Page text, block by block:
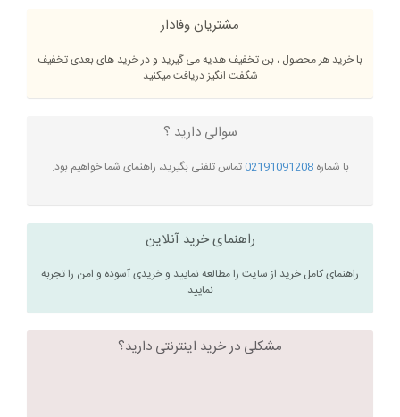
مشتریان وفادار
با خرید هر محصول ، بن تخفیف هدیه می گیرید و در خرید های بعدی تخفیف
شگفت انگیز دریافت میکنید
سوالی دارید ؟
با شماره02191091208تماس تلفنی بگیرید، راهنمای شما خواهیم بود.
راهنمای خرید آنلاین
راهنمای کامل خرید از سایت را مطالعه نمایید و خریدی آسوده و امن را تجربه
نمایید
مشکلی در خرید اینترنتی دارید؟